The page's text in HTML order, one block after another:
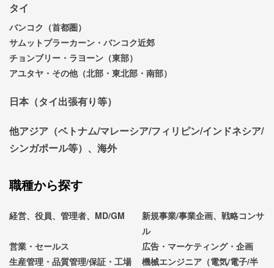
タイ
バンコク（首都圏）
サムットプラーカーン・バンコク近郊
チョンブリー・ラヨーン（東部）
アユタヤ・その他（北部・東北部・南部）
日本（タイ出張有り等）
他アジア（ベトナム/マレーシア/フィリピン/インドネシア/
シンガポール等）、海外
職種から探す
経営、役員、管理者、MD/GM
新規事業/事業企画、戦略コンサ
ル
営業・セールス
広告・マーケティング・企画
生産管理・品質管理/保証・工場
機械エンジニア（電気/電子/半